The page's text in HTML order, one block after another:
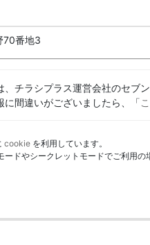
70番地3
、チラシプラス運営会社のセブ
に間違いがございましたら、「
cookie を利用しています。
ードやシークレットモードでご利用